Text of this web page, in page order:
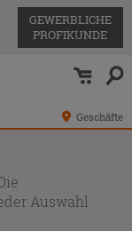
GEWERBLICHE
PROFIKUNDE
Geschäfte
Auswahl